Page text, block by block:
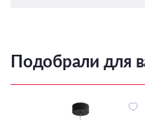
Подобрали для